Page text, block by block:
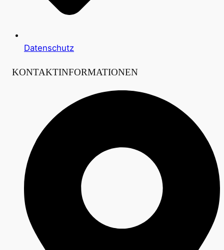
Datenschutz
KONTAKTINFORMATIONEN